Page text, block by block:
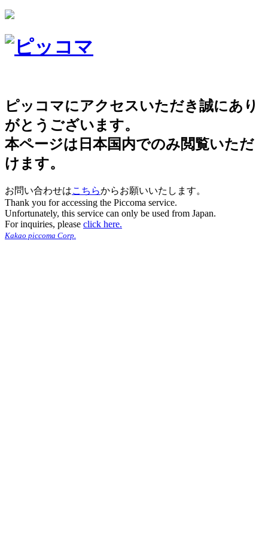
ピッコマにアクセスいただき誠にあり
がとうございます。
本ページは日本国内でのみ閲覧いただ
けます。
お問い合わせはこちらからお願いいたします。
Thank you for accessing the Piccoma service.
Unfortunately, this service can only be used from Japan.
For inquiries, please click here.
Kakao piccoma Corp.